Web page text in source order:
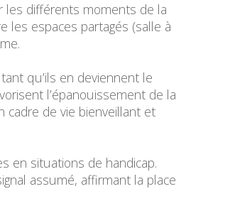
les différents moments de la
les espaces partagés (salle à
qu’ils en deviennent le
l’épanouissement de la
cadre de vie bienveillant et
en situations de handicap.
assumé, affirmant la place